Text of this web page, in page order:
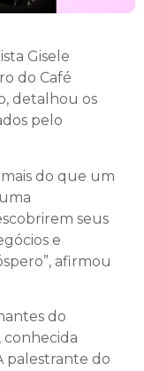
Gisele
do Café
detalhou os
pelo
do que um
seus
e
afirmou
do
conhecida
palestrante do